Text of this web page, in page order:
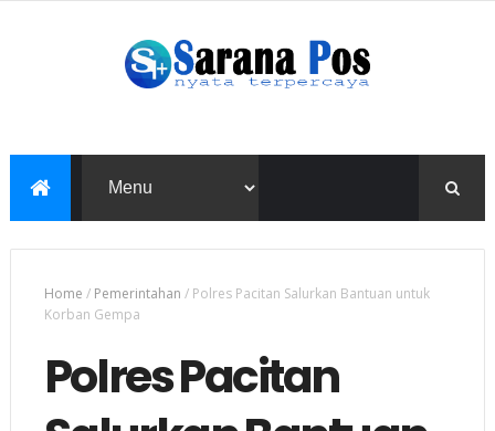
Home / Pemerintahan / Polres Pacitan Salurkan Bantuan untuk
Korban Gempa
Polres Pacitan